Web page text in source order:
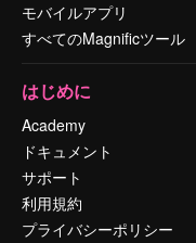
モバイルアプリ
すべてのMagnificツール
はじめに
Academy
ドキュメント
サポート
利用規約
プライバシーポリシー